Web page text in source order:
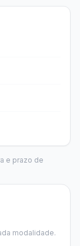
e prazo de
modalidade.